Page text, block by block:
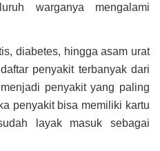
warganya mengalami
diabetes, hingga asam urat
penyakit terbanyak dari
penyakit yang paling
penyakit bisa memiliki kartu
layak masuk sebagai